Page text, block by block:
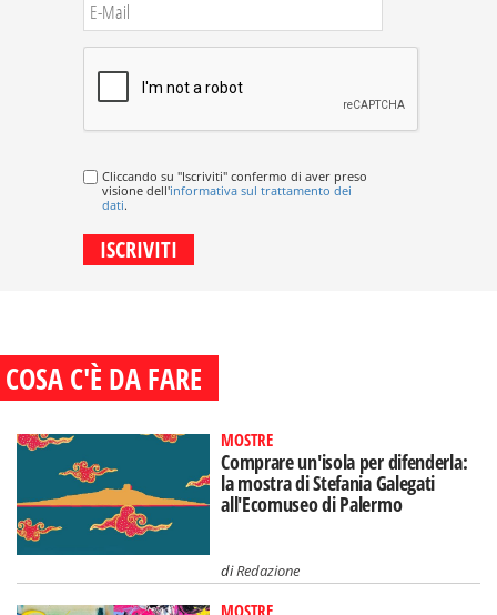
Cliccando su "Iscriviti" confermo di aver preso
visione dell'informativa sul trattamento dei
dati.
COSA C'È DA FARE
MOSTRE
Comprare un'isola per difenderla:
la mostra di Stefania Galegati
all'Ecomuseo di Palermo
diRedazione
MOSTRE